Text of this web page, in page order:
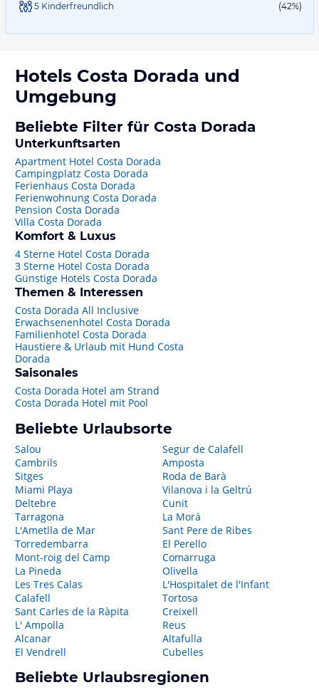
5 Kinderfreundlich (42%)
Hotels Costa Dorada und
Umgebung
Beliebte Filter für Costa Dorada
Unterkunftsarten
Apartment Hotel Costa Dorada
Campingplatz Costa Dorada
Ferienhaus Costa Dorada
Ferienwohnung Costa Dorada
Pension Costa Dorada
Villa Costa Dorada
Komfort & Luxus
4 Sterne Hotel Costa Dorada
3 Sterne Hotel Costa Dorada
Günstige Hotels Costa Dorada
Themen & Interessen
Costa Dorada All Inclusive
Erwachsenenhotel Costa Dorada
Familienhotel Costa Dorada
Haustiere & Urlaub mit Hund Costa
Dorada
Saisonales
Costa Dorada Hotel am Strand
Costa Dorada Hotel mit Pool
Beliebte Urlaubsorte
Salou
Cambrils
Sitges
Miami Playa
Deltebre
Tarragona
L'Ametlla de Mar
Torredembarra
Mont-roig del Camp
La Pineda
Les Tres Calas
Calafell
Sant Carles de la Ràpita
L' Ampolla
Alcanar
El Vendrell
Segur de Calafell
Amposta
Roda de Barà
Vilanova i la Geltrú
Cunit
La Morá
Sant Pere de Ribes
El Perello
Comarruga
Olivella
L'Hospitalet de l'Infant
Tortosa
Creixell
Reus
Altafulla
Cubelles
Beliebte Urlaubsregionen